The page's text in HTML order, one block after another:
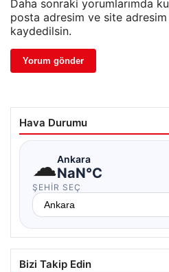
Daha sonraki yorumlarımda
posta adresim ve site adresim
kaydedilsin.
Hava Durumu
☁Ankara
NaN°C
ŞEHIR SEÇ
Bizi Takip Edin